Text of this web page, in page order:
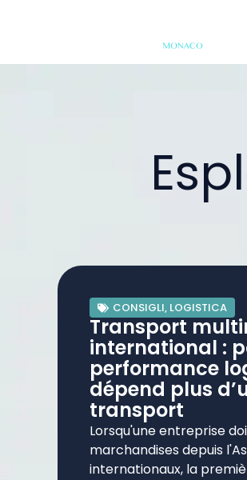
CONSIGLI, LOGISTICA
Transport
international :
performance
dépend plus
transport
Lorsqu'une entreprise
marchandises depuis
internationaux, la